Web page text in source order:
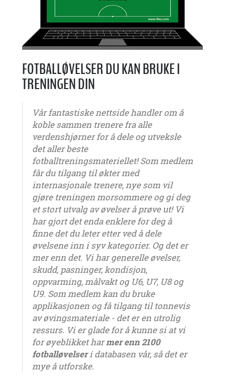
FOTBALLØVELSER DU KAN BRUKE I
TRENINGEN DIN
Vår fantastiske nettside handler om å
koble sammen trenere fra alle
verdenshjørner for å dele og utveksle
det aller beste
fotballtreningsmateriellet! Som medlem
får du tilgang til økter med
internasjonale trenere, nye som vil
gjøre treningen morsommere og gi deg
et stort utvalg av øvelser å prøve ut! Vi
har gjort det enda enklere for deg å
finne det du leter etter ved å dele
øvelsene inn i syv kategorier. Og det er
mer enn det. Vi har generelle øvelser,
skudd, pasninger, kondisjon,
oppvarming, målvakt og U6, U7, U8 og
U9. Som medlem kan du bruke
applikasjonen og få tilgang til tonnevis
av øvingsmateriale - det er en utrolig
ressurs. Vi er glade for å kunne si at vi
for øyeblikket harmer enn 2100
fotballøvelseri databasen vår, så det er
mye å utforske.